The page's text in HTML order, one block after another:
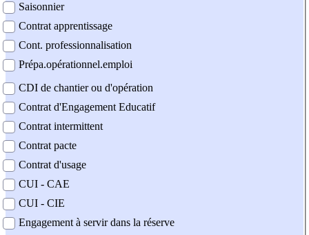
Saisonnier
Contrat apprentissage
Cont. professionnalisation
Prépa.opérationnel.emploi
CDI de chantier ou d'opération
Contrat d'Engagement Educatif
Contrat intermittent
Contrat pacte
Contrat d'usage
CUI - CAE
CUI - CIE
Engagement à servir dans la réserve